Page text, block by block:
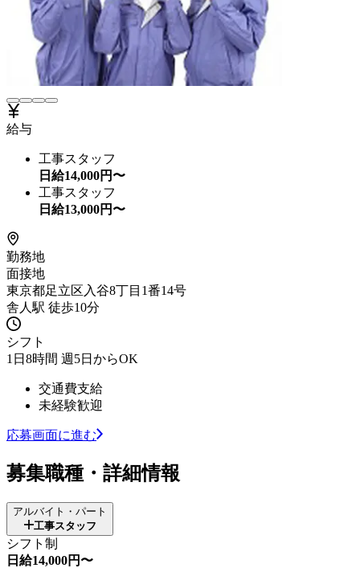
給与
工事スタッフ
日給14,000円〜
工事スタッフ
日給13,000円〜
勤務地
面接地
東京都足立区入谷8丁目1番14号
舎人駅 徒歩10分
シフト
1日8時間 週5日からOK
交通費支給
未経験歓迎
応募画面に進む
募集職種・詳細情報
アルバイト・パート
工事スタッフ
シフト制
日給14,000円〜